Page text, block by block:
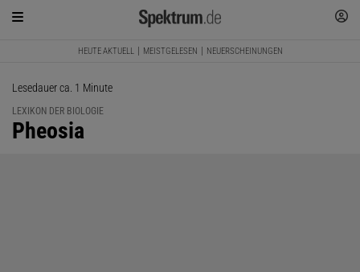
HEUTE AKTUELL MEISTGELESEN NEUERSCHEINUNGEN
Lesedauer ca. 1 Minute
LEXIKON DER BIOLOGIE
:
Pheosia